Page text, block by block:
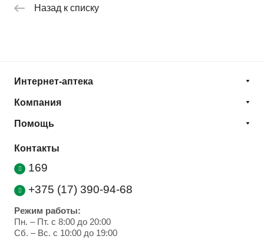
Назад к списку
Интернет-аптека
Компания
Помощь
Контакты
169
+375 (17) 390-94-68
Режим работы:
Пн. – Пт. с 8:00 до 20:00
Cб. – Вс. с 10:00 до 19:00